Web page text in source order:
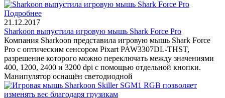
Подробнее
21.12.2017
Sharkoon выпустила игровую мышь Shark Force Pro
Компания Sharkoon представила игровую мышь Shark Force
Pro с оптическим сенсором Pixart PAW3307DL-THST,
разрешение которого можно переключать между значениями
400, 1200, 2400 и 3200 dpi с помощью отдельной кнопки.
Манипулятор оснащён светодиодной